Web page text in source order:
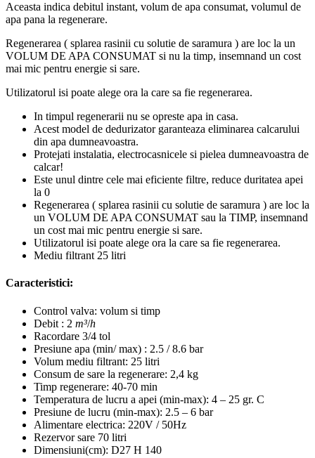
Aceasta indica debitul instant, volum de apa consumat, volumul de
apa pana la regenerare.
Regenerarea ( splarea rasinii cu solutie de saramura ) are loc la un
VOLUM DE APA CONSUMAT si nu la timp, insemnand un cost
mai mic pentru energie si sare.
Utilizatorul isi poate alege ora la care sa fie regenerarea.
In timpul regenerarii nu se opreste apa in casa.
Acest model de dedurizator garanteaza eliminarea calcarului
din apa dumneavoastra.
Protejati instalatia, electrocasnicele si pielea dumneavoastra de
calcar!
Este unul dintre cele mai eficiente filtre, reduce duritatea apei
la 0
Regenerarea ( splarea rasinii cu solutie de saramura ) are loc la
un VOLUM DE APA CONSUMAT sau la TIMP, insemnand
un cost mai mic pentru energie si sare.
Utilizatorul isi poate alege ora la care sa fie regenerarea.
Mediu filtrant 25 litri
Caracteristici:
Control valva: volum si timp
Debit : 2 m³/h
Racordare 3/4 tol
Presiune apa (min/ max) : 2.5 / 8.6 bar
Volum mediu filtrant: 25 litri
Consum de sare la regenerare: 2,4 kg
Timp regenerare: 40-70 min
Temperatura de lucru a apei (min-max): 4 – 25 gr. C
Presiune de lucru (min-max): 2.5 – 6 bar
Alimentare electrica: 220V / 50Hz
Rezervor sare 70 litri
Dimensiuni(cm): D27 H 140